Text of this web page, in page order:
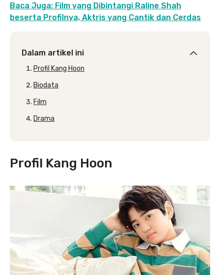
Baca Juga: Film yang Dibintangi Raline Shah
beserta Profilnya, Aktris yang Cantik dan Cerdas
Dalam artikel ini
Profil Kang Hoon
Biodata
Film
Drama
Profil Kang Hoon